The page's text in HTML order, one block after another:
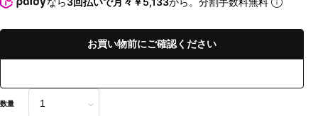
お買い物前にご確認ください
数量